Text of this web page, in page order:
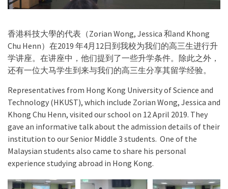
香港科技大學的代表（Zorian Wong, Jessica 和and Khong
Chu Henn）在2019 年4月12日到我校为我们的高三生进行升
学讲座。在讲座中，他们提到了一些升学条件。除此之外，
还有一位大马学生到来与我们的高三生分享其留学经验。
Representatives from Hong Kong University of Science and
Technology (HKUST), which include Zorian Wong, Jessica and
Khong Chu Henn, visited our school on 12 April 2019. They
gave an informative talk about the admission details of their
institution to our Senior Middle 3 students. One of the
Malaysian students also came to share his personal
experience studying abroad in Hong Kong.